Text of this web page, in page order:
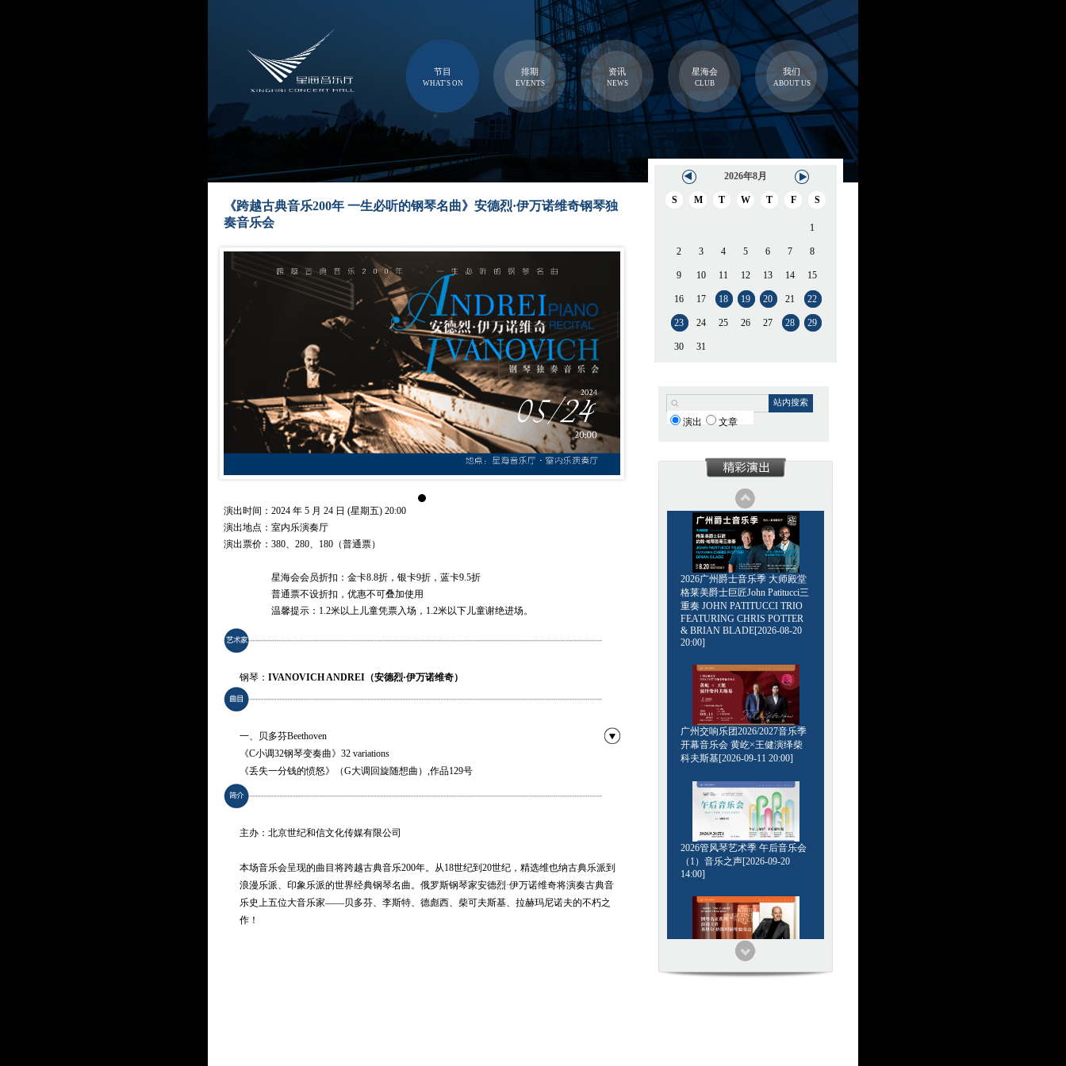
节目
WHAT'S ON
排期
EVENTS
资讯
NEWS
星海会
CLUB
我们
ABOUT US
《跨越古典音乐200年 一生必听的钢琴名曲》安德烈·伊万诺维奇钢琴独
奏音乐会
演出时间：2024 年 5 月 24 日 (星期五) 20:00
演出地点：室内乐演奏厅
演出票价： 380、280、180（普通票）
星海会会员折扣：金卡8.8折，银卡9折，蓝卡9.5折
普通票不设折扣，优惠不可叠加使用
温馨提示：1.2米以上儿童凭票入场，1.2米以下儿童谢绝进场。
钢琴： IVANOVICH ANDREI（安德烈·伊万诺维奇）
一、贝多芬Beethoven
《C小调32钢琴变奏曲》32 variations
《丢失一分钱的愤怒》（G大调回旋随想曲）,作品129号
Rondo-Capriccio op.129 (Rage over a lost penny)
《爱之梦》Loves Dream
《西班牙狂想曲》Rhapsodie Espagnole
—— 中场休息 ——
主办：北京世纪和信文化传媒有限公司
本场音乐会呈现的曲目将跨越古典音乐200年。从18世纪到20世纪，精选维也纳古典乐派到
浪漫乐派、印象乐派的世界经典钢琴名曲。俄罗斯钢琴家安德烈·伊万诺维奇将演奏古典音
乐史上五位大音乐家——贝多芬、李斯特、德彪西、柴可夫斯基、拉赫玛尼诺夫的不朽之
作！
2026年8月
S M T W T F S
1
2 3 4 5 6 7 8
9 10 11 12 13 14 15
16 17 18 19 20 21 22
23 24 25 26 27 28 29
30 31
站内搜索
演出 文章
2026广州爵士音乐季 大师殿堂
格莱美爵士巨匠John Patitucci三
重奏 JOHN PATITUCCI TRIO
FEATURING CHRIS POTTER
& BRIAN BLADE[2026-08-20
20:00]
广州交响乐团2026/2027音乐季
开幕音乐会 黄屹×王健演绎柴
科夫斯基[2026-09-11 20:00]
2026管风琴艺术季 午后音乐会
（1）音乐之声[2026-09-20
14:00]
钢琴名家系列 浪漫王者 基里尔
·格斯坦钢琴独奏会[2026-09-24